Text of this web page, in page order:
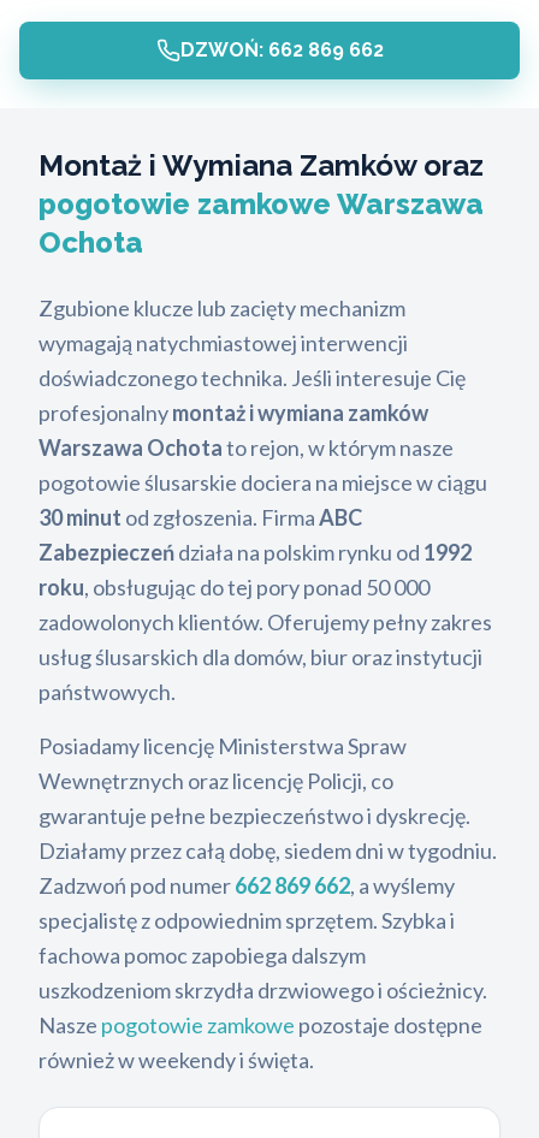
DZWOŃ: 662 869 662
Montaż i Wymiana Zamków oraz
pogotowie zamkowe Warszawa
Ochota
Zgubione klucze lub zacięty mechanizm
wymagają natychmiastowej interwencji
doświadczonego technika. Jeśli interesuje Cię
profesjonalnymontaż i wymiana zamków
Warszawa Ochotato rejon, w którym nasze
pogotowie ślusarskie dociera na miejsce w ciągu
30 minut od zgłoszenia. FirmaABC
Zabezpieczeńdziała na polskim rynku od 1992
roku, obsługując do tej pory ponad 50 000
zadowolonych klientów. Oferujemy pełny zakres
usług ślusarskich dla domów, biur oraz instytucji
państwowych.
Posiadamy licencję Ministerstwa Spraw
Wewnętrznych oraz licencję Policji, co
gwarantuje pełne bezpieczeństwo i dyskrecję.
Działamy przez całą dobę, siedem dni w tygodniu.
Zadzwoń pod numer662 869 662, a wyślemy
specjalistę z odpowiednim sprzętem. Szybka i
fachowa pomoc zapobiega dalszym
uszkodzeniom skrzydła drzwiowego i ościeżnicy.
Nasze pogotowie zamkowe pozostaje dostępne
również w weekendy i święta.